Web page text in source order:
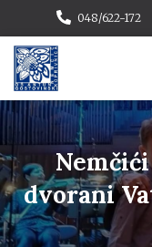
048/622-172
dvorani